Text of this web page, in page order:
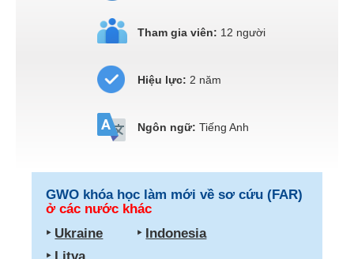
Tham gia viên: 12 người
Hiệu lực: 2 năm
Ngôn ngữ: Tiếng Anh
GWO khóa học làm mới về sơ cứu (FAR)
ở các nước khác
‣ Ukraine ‣ Indonesia